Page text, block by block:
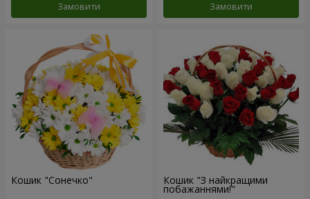
Замовити Замовити
Кошик "Сонечко" Кошик "З найкращими
побажаннями!"